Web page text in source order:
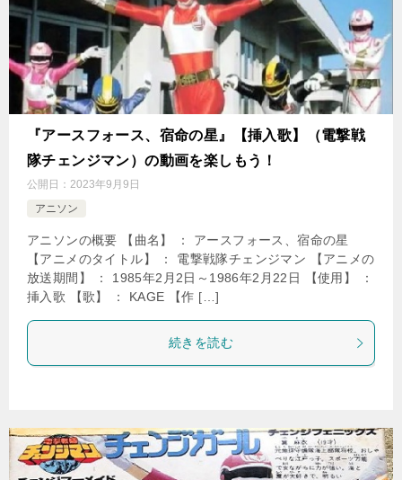
『アースフォース、宿命の星』【挿入歌】（電撃戦
隊チェンジマン）の動画を楽しもう！
公開日： 2023年9月9日
アニソン
アニソンの概要 【曲名】 ： アースフォース、宿命の星
【アニメのタイトル】 ： 電撃戦隊チェンジマン 【アニメの
放送期間】 ： 1985年2月2日～1986年2月22日 【使用】 ：
挿入歌 【歌】 ： KAGE 【作 […]
続きを読む